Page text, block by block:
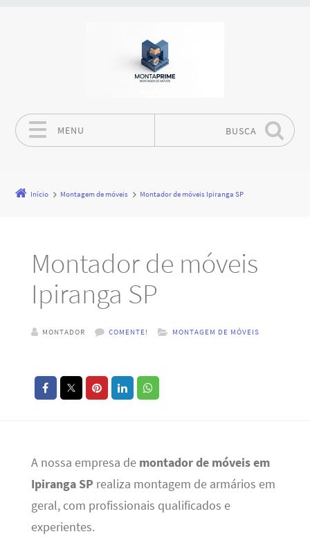
MENU BUSCA
Início Montagem de móveis Montador de móveis Ipiranga SP
Montador de móveis
Ipiranga SP
MONTADOR COMENTE! MONTAGEM DE MÓVEIS
A nossa empresa de montador de móveis em
Ipiranga SP realiza montagem de armários em
geral, com profissionais qualificados e
experientes.